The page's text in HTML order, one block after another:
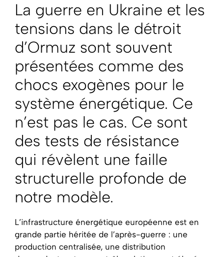
La guerre en Ukraine et les
tensions dans le détroit
d’Ormuz sont souvent
présentées comme des
chocs exogènes pour le
système énergétique. Ce
n’est pas le cas. Ce sont
des tests de résistance
qui révèlent une faille
structurelle profonde de
notre modèle.
L’infrastructure énergétique européenne est en
grande partie héritée de l’après-guerre : une
production centralisée, une distribution